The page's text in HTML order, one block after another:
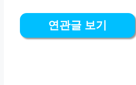
연관글 보기